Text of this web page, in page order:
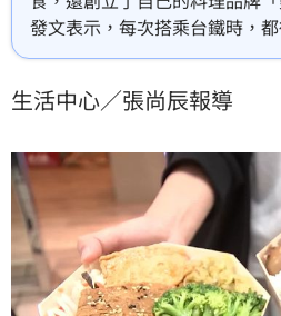
發文表示，每次搭乘台鐵時，
骨便當味，因此許願台鐵能設
生活中心／張尚辰報導